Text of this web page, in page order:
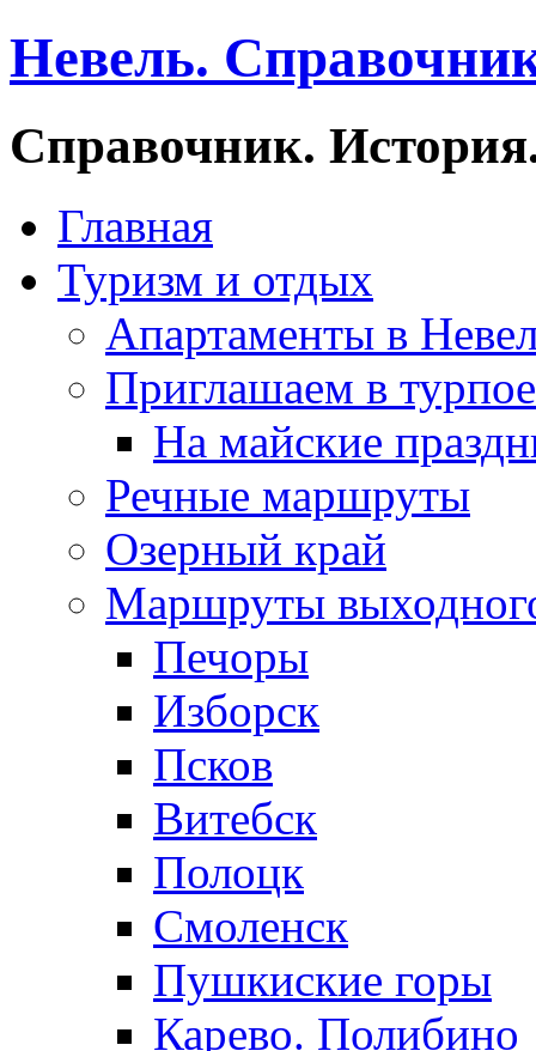
Невель.
Справочник.
Главная
Туризм и отдых
Апартаменты в
Приглашаем в
На майские
Речные маршруты
Озерный край
Маршруты
Печоры
Изборск
Псков
Витебск
Полоцк
Смоленск
Пушкиские горы
Карево. Полибино